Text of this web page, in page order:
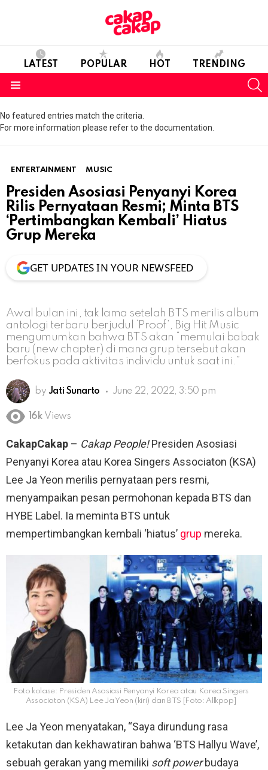
LATEST POPULAR HOT TRENDING
No featured entries match the criteria.
For more information please refer to the documentation.
ENTERTAINMENT MUSIC
Presiden Asosiasi Penyanyi Korea
Rilis Pernyataan Resmi; Minta BTS
‘Pertimbangkan Kembali’ Hiatus
Grup Mereka
GET UPDATES IN YOUR NEWSFEED
Awal bulan ini, tak lama setelah BTS merilis album
antologi terbaru berjudul ‘Proof’, Big Hit Music
mengumumkan bahwa BTS akan “memulai babak
baru (new chapter) di mana grup tersebut akan
berfokus pada aktivitas individu untuk saat ini.”
by Jati Sunarto June 22, 2022, 3:50 pm
16k Views
CakapCakap – Cakap People!Presiden Asosiasi
Penyanyi Korea atau Korea Singers Associaton (KSA)
Lee Ja Yeon merilis pernyataan pers resmi,
menyampaikan pesan permohonan kepada BTS dan
HYBE Label. Ia meminta BTS untuk
mempertimbangkan kembali ‘hiatus’ grup mereka.
Foto kolase: Presiden Asosiasi Penyanyi Korea atau Korea Singers
Associaton (KSA) Lee Ja Yeon (kiri) dan BTS [Foto: Allkpop]
Lee Ja Yeon menyatakan, “Saya dirundung rasa
ketakutan dan kekhawatiran bahwa ‘BTS Hallyu Wave’,
sebuah gerakan yang memiliki soft powerbudaya